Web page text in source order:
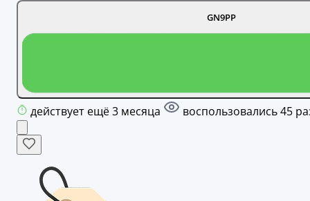
GN9PP
действует ещё 3 месяца воспользовались 45